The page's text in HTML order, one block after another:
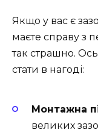
Якщо у вас є
маєте справу з
так страшно. Ось
стати в нагоді:
Монтажна
великих